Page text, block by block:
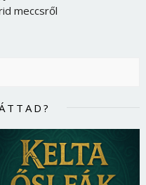
meccsről